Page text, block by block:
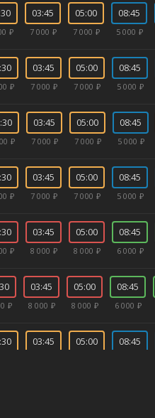
₽
03:45
7 000 ₽
05:00
7 000 ₽
08:45
5 000 ₽
₽
03:45
7 000 ₽
05:00
7 000 ₽
08:45
5 000 ₽
₽
03:45
7 000 ₽
05:00
7 000 ₽
08:45
5 000 ₽
₽
03:45
7 000 ₽
05:00
7 000 ₽
08:45
5 000 ₽
₽
03:45
8 000 ₽
05:00
8 000 ₽
08:45
6 000 ₽
₽
03:45
8 000 ₽
05:00
8 000 ₽
08:45
6 000 ₽
03:45 05:00 08:45